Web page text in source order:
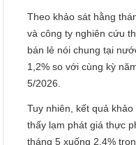
Theo khảo sát hằng
và công ty nghiên cứu
bán lẻ nói chung tại
1,2% so với cùng kỳ
5/2026.
Tuy nhiên, kết quả
thấy lạm phát giá thực
tháng 5 xuống 2,4%